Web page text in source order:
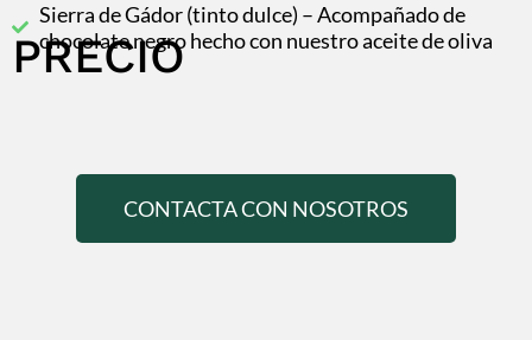
Sierra de Gádor (tinto dulce) – Acompañado de
chocolate negro hecho con nuestro aceite de oliva
PRECIO
CONTACTA CON NOSOTROS